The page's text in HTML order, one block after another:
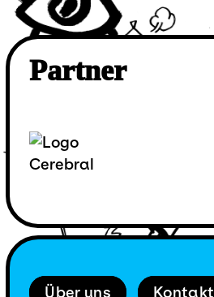
Partner
Über uns Kontakt